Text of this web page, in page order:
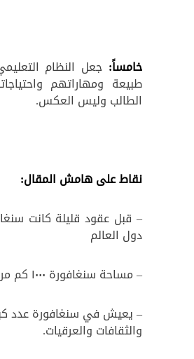
خامساً: جعل النظام
طبيعة ومهاراتهم
الطالب وليس العكس.
نقاط على هامش المقال:
– قبل عقود قليلة كانت
دول العالم
– مساحة سنغافورة ١٠٠٠ كم مربع فقط
– يعيش في سنغافورة عدد
والثقافات والعرقيات.